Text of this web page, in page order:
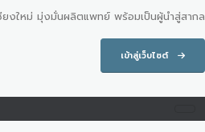
งใหม่ มุ่งมั่นผลิตแพทย์ พร้อมเป็นผู้นำสู่สากล
เข้าสู่เว็บไซต์